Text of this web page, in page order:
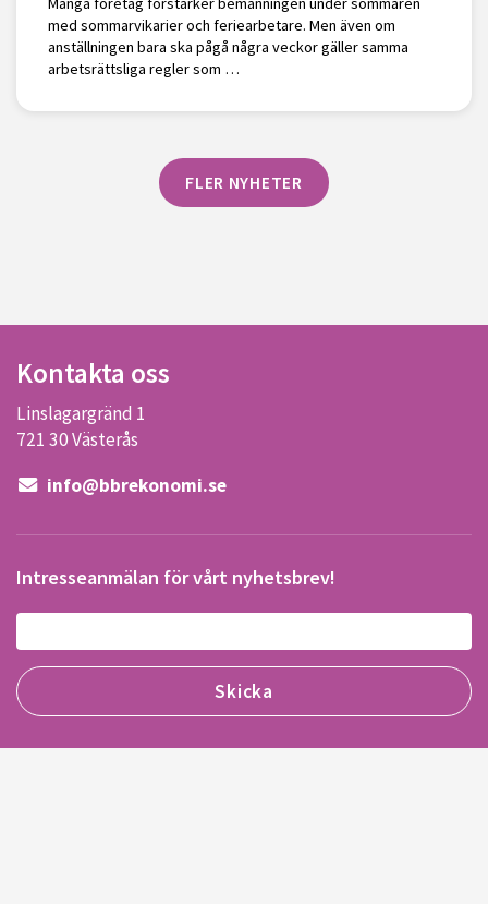
med sommarvikarier och feriearbetare. Men även om
anställningen bara ska pågå några veckor gäller samma
arbetsrättsliga regler som …
FLER NYHETER
Kontakta oss
Linslagargränd 1
721 30 Västerås
info@bbrekonomi.se
Intresseanmälan för vårt nyhetsbrev!